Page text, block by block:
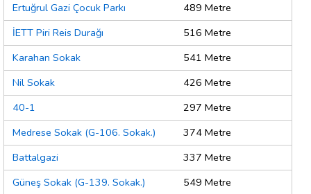
Ertuğrul Gazi Çocuk Parkı
489 Metre
İETT Piri Reis Durağı
516 Metre
Karahan Sokak
541 Metre
Nil Sokak
426 Metre
40-1
297 Metre
Medrese Sokak (G-106. Sokak.)
374 Metre
Battalgazi
337 Metre
Güneş Sokak (G-139. Sokak.)
549 Metre